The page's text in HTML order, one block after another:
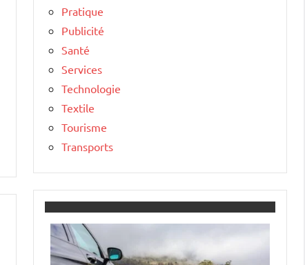
Pratique
Publicité
Santé
Services
Technologie
Textile
Tourisme
Transports